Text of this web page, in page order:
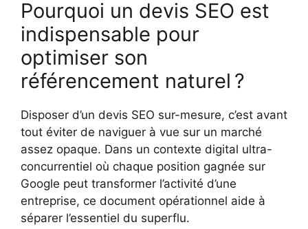
Pourquoi un devis SEO est
indispensable pour
optimiser son
référencement naturel ?
Disposer d’un devis SEO sur-mesure, c’est avant
tout éviter de naviguer à vue sur un marché
assez opaque. Dans un contexte digital ultra-
concurrentiel où chaque position gagnée sur
Google peut transformer l’activité d’une
entreprise, ce document opérationnel aide à
séparer l’essentiel du superflu.